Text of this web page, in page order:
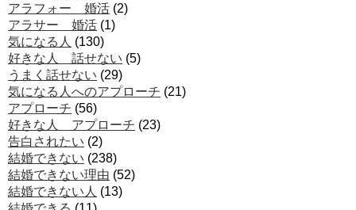
アラフォー 婚活 (2)
アラサー 婚活 (1)
気になる人 (130)
好きな人 話せない (5)
うまく話せない (29)
気になる人へのアプローチ (21)
アプローチ (56)
好きな人 アプローチ (23)
告白されたい (2)
結婚できない (238)
結婚できない理由 (52)
結婚できない人 (13)